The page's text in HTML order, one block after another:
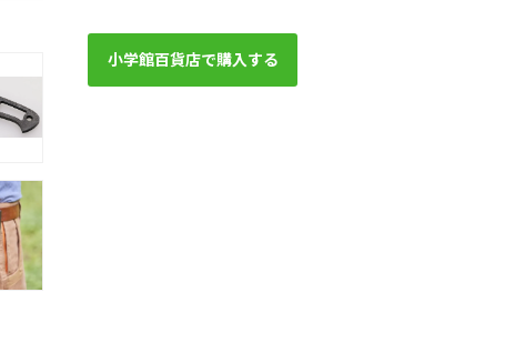
小学館百貨店で購入する